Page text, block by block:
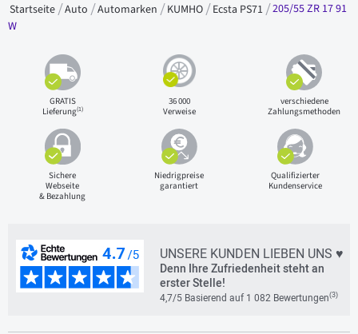
Startseite Auto Automarken KUMHO Ecsta PS71 205/55 ZR 17 91
W
GRATIS
Lieferung(1)
36 000
Verweise
verschiedene
Zahlungsmethoden
Sichere
Webseite
& Bezahlung
Niedrigpreise
garantiert
Qualifizierter
Kundenservice
UNSERE KUNDEN LIEBEN UNS ♥
Denn Ihre Zufriedenheit steht an
erster Stelle!
4,7/5 Basierend auf 1 082 Bewertungen(3)